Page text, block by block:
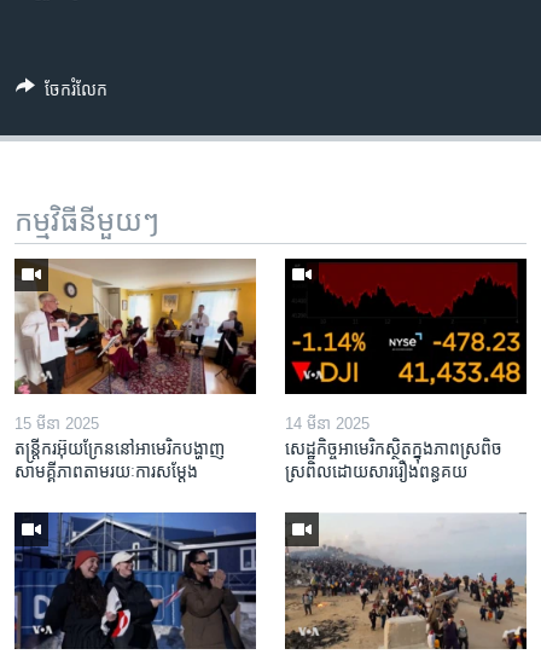
ចែករំលែក
កម្មវិធី​នីមួយៗ
15 មីនា 2025
តន្ត្រីករ​អ៊ុយក្រែន​នៅ​អាមេរិក​បង្ហាញ​
សាមគ្គីភាព​តាម​រយៈ​ការសម្តែង
14 មីនា 2025
សេដ្ឋកិច្ច​អាមេរិក​ស្ថិត​ក្នុង​ភាពស្រពិច
ស្រពិល​ដោយសារ​រឿង​ពន្ធគយ